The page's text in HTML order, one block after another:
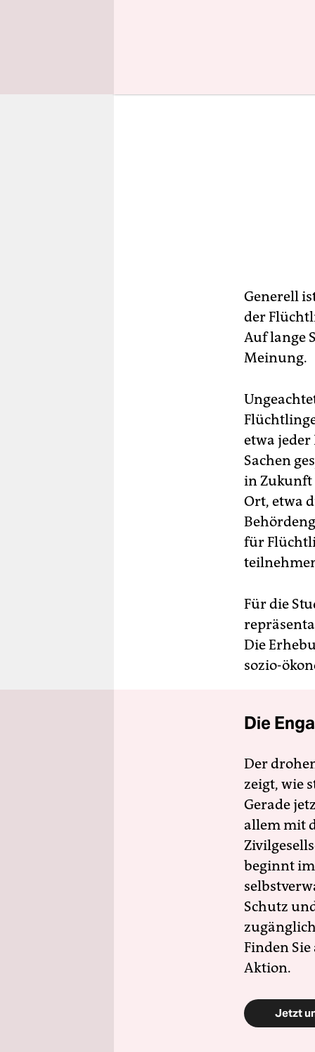
Generell
der
Auf lange
Meinung.
etwa jeder
Sachen
in Zukunft
Ort, etwa
für
Für die
Die
sozio-
Die
Der
zeigt, wie
Gerade
allem mit
beginnt
Schutz
Finden
Aktion.
Jetzt